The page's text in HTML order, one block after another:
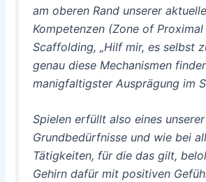
am oberen Rand unserer
Kompetenzen (Zone of
Scaffolding, „Hilf mir, es selbst
genau diese Mechanismen
manigfaltigster Ausprägung im
Spielen erfüllt also eines unserer
Grundbedürfnisse und wie bei
Tätigkeiten, für die das gilt,
Gehirn dafür mit positiven